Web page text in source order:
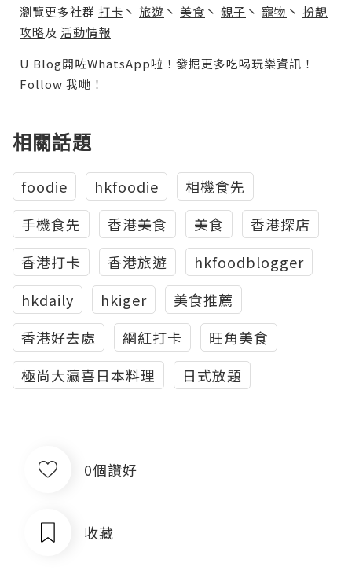
瀏覽更多社群 打卡 丶 旅遊 丶 美食 丶 親子 丶 寵物 丶 扮靚
攻略及 活動情報
U Blog開咗WhatsApp啦！發掘更多吃喝玩樂資訊！
Follow 我哋 ！
相關話題
foodie hkfoodie
相機食先
手機食先
香港美食 美食
香港探店
香港打卡
香港旅遊
hkfoodblogger
hkdaily
hkiger
美食推薦
香港好去處
網紅打卡
旺角美食
極尚大瀛喜日本料理
日式放題
0個讚好
收藏